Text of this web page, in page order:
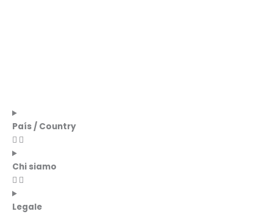
País / Country
Chi siamo
Legale